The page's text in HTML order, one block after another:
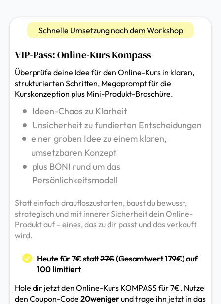
Schnelle Umsetzung nach dem Workshop
VIP-Pass: Online-Kurs Kompass
Überprüfe deine Idee für den Online-Kurs in klaren,
strukturierten Schritten, Megaprompt für die
Kurskonzeption plus Mini-Produkt-Broschüre.
Ideen-Chaos zu Klarheit
Unsicherheit zu fundierten Entscheidungen
einer groben Idee zu einem klaren,
umsetzbaren Konzept
plus BONI rund um das
Persönlichkeitsmodell
Statt einfach draufloszustarten, baust du bewusst,
strategisch und mit innerer Sicherheit dein Online-
Produkt auf – eines, das zu dir passt und das verkauft
wird.
Heute für 7€ statt27€(Gesamtwert 179€) auf
100 limitiert
Hole dir jetzt den Online-Kurs KOMPASS für 7€. Nutze
den Coupon-Code 20wenigerund trage ihn jetzt in das